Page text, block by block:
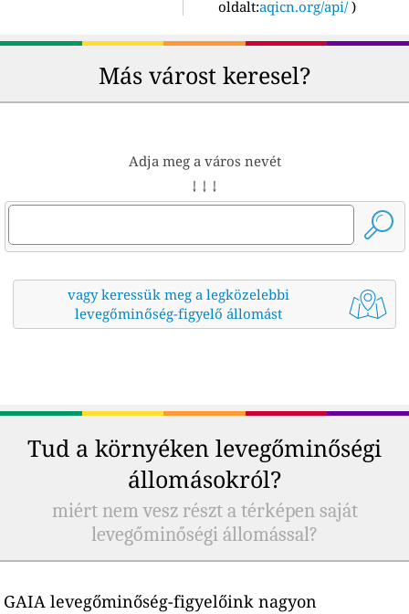
oldalt:aqicn.org/api/ )
Más várost keresel?
Adja meg a város nevét
↓ ↓ ↓
vagy keressük meg a legközelebbi
levegőminőség-figyelő állomást
Tud a környéken levegőminőségi
állomásokról?
miért nem vesz részt a térképen saját
levegőminőségi állomással?
GAIA levegőminőség-figyelőink nagyon